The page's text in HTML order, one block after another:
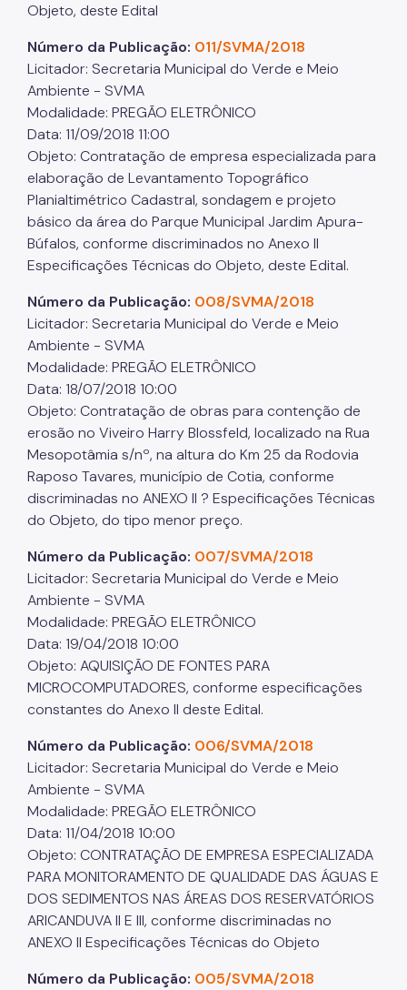
Objeto, deste Edital
Número da Publicação: 011/SVMA/2018
Licitador: Secretaria Municipal do Verde e Meio
Ambiente - SVMA
Modalidade: PREGÃO ELETRÔNICO
Data: 11/09/2018 11:00
Objeto: Contratação de empresa especializada para
elaboração de Levantamento Topográfico
Planialtimétrico Cadastral, sondagem e projeto
básico da área do Parque Municipal Jardim Apura-
Búfalos, conforme discriminados no Anexo II
Especificações Técnicas do Objeto, deste Edital.
Número da Publicação: 008/SVMA/2018
Licitador: Secretaria Municipal do Verde e Meio
Ambiente - SVMA
Modalidade: PREGÃO ELETRÔNICO
Data: 18/07/2018 10:00
Objeto: Contratação de obras para contenção de
erosão no Viveiro Harry Blossfeld, localizado na Rua
Mesopotâmia s/nº, na altura do Km 25 da Rodovia
Raposo Tavares, município de Cotia, conforme
discriminadas no ANEXO II ? Especificações Técnicas
do Objeto, do tipo menor preço.
Número da Publicação: 007/SVMA/2018
Licitador: Secretaria Municipal do Verde e Meio
Ambiente - SVMA
Modalidade: PREGÃO ELETRÔNICO
Data: 19/04/2018 10:00
Objeto: AQUISIÇÃO DE FONTES PARA
MICROCOMPUTADORES, conforme especificações
constantes do Anexo II deste Edital.
Número da Publicação: 006/SVMA/2018
Licitador: Secretaria Municipal do Verde e Meio
Ambiente - SVMA
Modalidade: PREGÃO ELETRÔNICO
Data: 11/04/2018 10:00
Objeto: CONTRATAÇÃO DE EMPRESA ESPECIALIZADA
PARA MONITORAMENTO DE QUALIDADE DAS ÁGUAS E
DOS SEDIMENTOS NAS ÁREAS DOS RESERVATÓRIOS
ARICANDUVA II E III, conforme discriminadas no
ANEXO II Especificações Técnicas do Objeto
Número da Publicação: 005/SVMA/2018